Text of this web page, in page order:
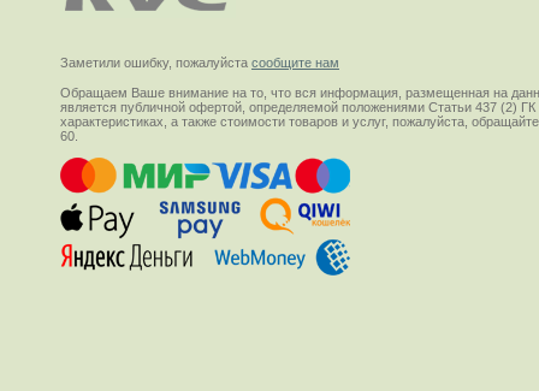
Заметили ошибку, пожалуйста сообщите нам
Обращаем Ваше внимание на то, что вся информация, размещенная на
является публичной офертой, определяемой положениями Статьи 437 (2)
характеристиках, а также стоимости товаров и услуг, пожалуйста,
60.